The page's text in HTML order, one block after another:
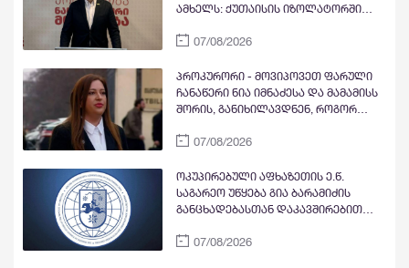
ამხელს: ქუთაისის იზოლატორში
მეომარი, იმავე დღეს გავფრინდი
არძინბა, ოზგანი და ბესლან
კობახია, მოიყვანეს ჩვენი ბიჭები და
მოხდა გაცვლა ყველა ყველაზე. რა
ბარამიძე არც ყოფილა და არც
07/08/2026
პროკურორი - მოვიპოვეთ ფარული
ჩანაწერი ნია იმნაძესა და მამამისს
შორის, განიხილავდნენ, როგორ
ნიას მამა ამბობს, რომ არასწორად
სხვანაირად ვერ მოიქცეოდა,
თანამედროვე ეპოქაში სხვანაირად
ხდება
07/08/2026
ოკუპირებული აფხაზეთის ე.წ.
საგარეო უწყება გია ბარამიძის
განცხადებასთან დაკავშირებით
„განცხადებას“ ავრცელებს
07/08/2026